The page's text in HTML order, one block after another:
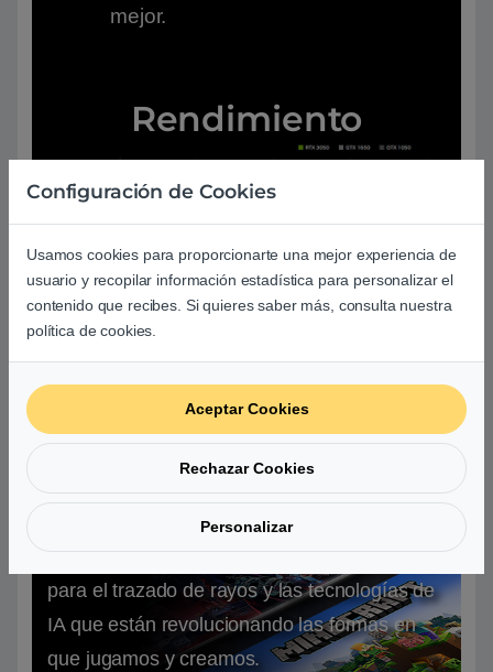
mejor.
Rendimiento
RTX ON es modo de calidad RT + DLSS.
RTX está encendido
NVIDIA RTX es la plataforma más avanzada
para el trazado de rayos y las tecnologías de
IA que están revolucionando las formas en
que jugamos y creamos.
Configuración de Cookies
Usamos cookies para proporcionarte una mejor experiencia de
usuario y recopilar información estadística para personalizar el
contenido que recibes. Si quieres saber más, consulta nuestra
política de cookies.
Aceptar Cookies
Rechazar Cookies
Personalizar